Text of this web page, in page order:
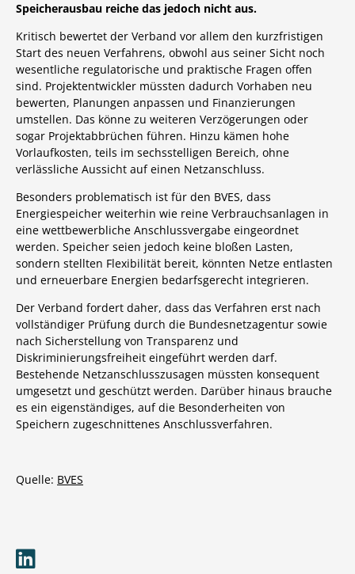
Speicherausbau reiche das jedoch nicht aus.
Kritisch bewertet der Verband vor allem den kurzfristigen
Start des neuen Verfahrens, obwohl aus seiner Sicht noch
wesentliche regulatorische und praktische Fragen offen
sind. Projektentwickler müssten dadurch Vorhaben neu
bewerten, Planungen anpassen und Finanzierungen
umstellen. Das könne zu weiteren Verzögerungen oder
sogar Projektabbrüchen führen. Hinzu kämen hohe
Vorlaufkosten, teils im sechsstelligen Bereich, ohne
verlässliche Aussicht auf einen Netzanschluss.
Besonders problematisch ist für den BVES, dass
Energiespeicher weiterhin wie reine Verbrauchsanlagen in
eine wettbewerbliche Anschlussvergabe eingeordnet
werden. Speicher seien jedoch keine bloßen Lasten,
sondern stellten Flexibilität bereit, könnten Netze entlasten
und erneuerbare Energien bedarfsgerecht integrieren.
Der Verband fordert daher, dass das Verfahren erst nach
vollständiger Prüfung durch die Bundesnetzagentur sowie
nach Sicherstellung von Transparenz und
Diskriminierungsfreiheit eingeführt werden darf.
Bestehende Netzanschlusszusagen müssten konsequent
umgesetzt und geschützt werden. Darüber hinaus brauche
es ein eigenständiges, auf die Besonderheiten von
Speichern zugeschnittenes Anschlussverfahren.
Quelle: BVES